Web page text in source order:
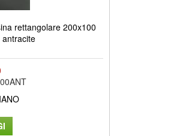
rettangolare 200x100